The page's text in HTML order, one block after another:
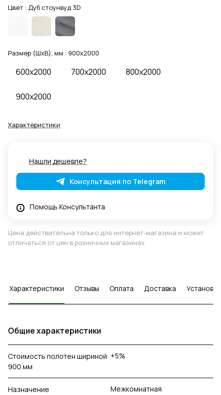
Цвет : Дуб стоунвуд 3D
Размер (ШхВ), мм : 900x2000
600x2000 700x2000 800x2000
900x2000
Характеристики
Нашли дешевле?
Консультация по Telegram
Помощь Консультанта
Цена действительна только для интернет-магазина и может
отличаться от цен в розничных магазинах
Характеристики Отзывы Оплата Доставка Установка
Общие характеристики
Стоимость полотен шириной
900 мм
+5%
Назначение Межкомнатная